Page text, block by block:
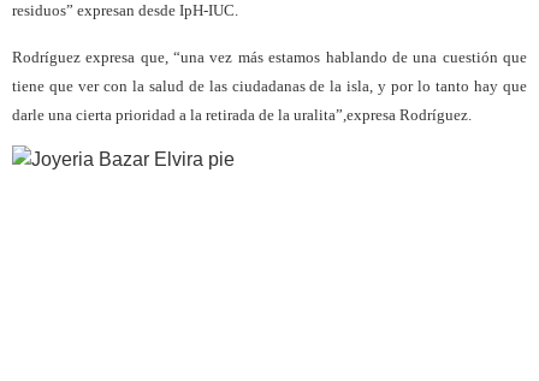
residuos” expresan desde IpH-IUC.
Rodríguez expresa que, “una vez más estamos hablando de una cuestión que
tiene que ver con la salud de las ciudadanas de la isla, y por lo tanto hay que
darle una cierta prioridad a la retirada de la uralita”,expresa Rodríguez.